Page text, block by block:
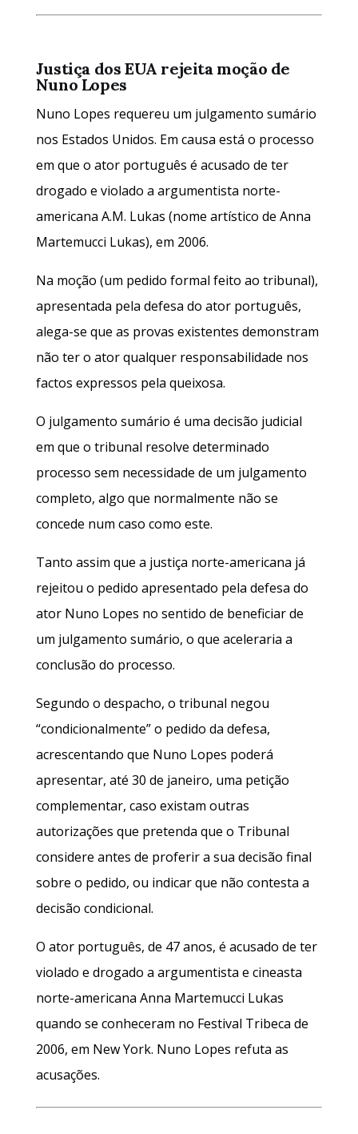
Justiça dos EUA rejeita moção de
Nuno Lopes
Nuno Lopes requereu um julgamento sumário
nos Estados Unidos. Em causa está o processo
em que o ator português é acusado de ter
drogado e violado a argumentista norte-
americana A.M. Lukas (nome artístico de Anna
Martemucci Lukas), em 2006.
Na moção (um pedido formal feito ao tribunal),
apresentada pela defesa do ator português,
alega-se que as provas existentes demonstram
não ter o ator qualquer responsabilidade nos
factos expressos pela queixosa.
O julgamento sumário é uma decisão judicial
em que o tribunal resolve determinado
processo sem necessidade de um julgamento
completo, algo que normalmente não se
concede num caso como este.
Tanto assim que a justiça norte-americana já
rejeitou o pedido apresentado pela defesa do
ator Nuno Lopes no sentido de beneficiar de
um julgamento sumário, o que aceleraria a
conclusão do processo.
Segundo o despacho, o tribunal negou
“condicionalmente” o pedido da defesa,
acrescentando que Nuno Lopes poderá
apresentar, até 30 de janeiro, uma petição
complementar, caso existam outras
autorizações que pretenda que o Tribunal
considere antes de proferir a sua decisão final
sobre o pedido, ou indicar que não contesta a
decisão condicional.
O ator português, de 47 anos, é acusado de ter
violado e drogado a argumentista e cineasta
norte-americana Anna Martemucci Lukas
quando se conheceram no Festival Tribeca de
2006, em New York. Nuno Lopes refuta as
acusações.